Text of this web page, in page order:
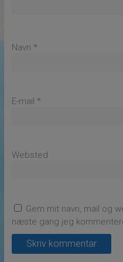
Navn *
E-mail *
Websted
Gem mit navn, mail og
næste gang jeg